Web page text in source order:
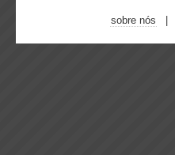
sobre nós